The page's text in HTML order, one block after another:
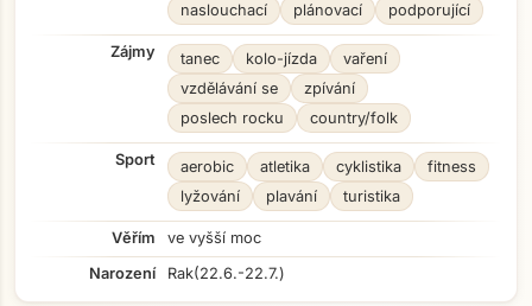
naslouchací
plánovací podporující
Zájmy tanec kolo-jízda
vaření
vzdělávání se
zpívání
poslech rocku
country/folk
Sport aerobic atletika cyklistika
fitness
lyžování
plavání turistika
Věřím
ve vyšší moc
Narození
Rak(22.6.-22.7.)